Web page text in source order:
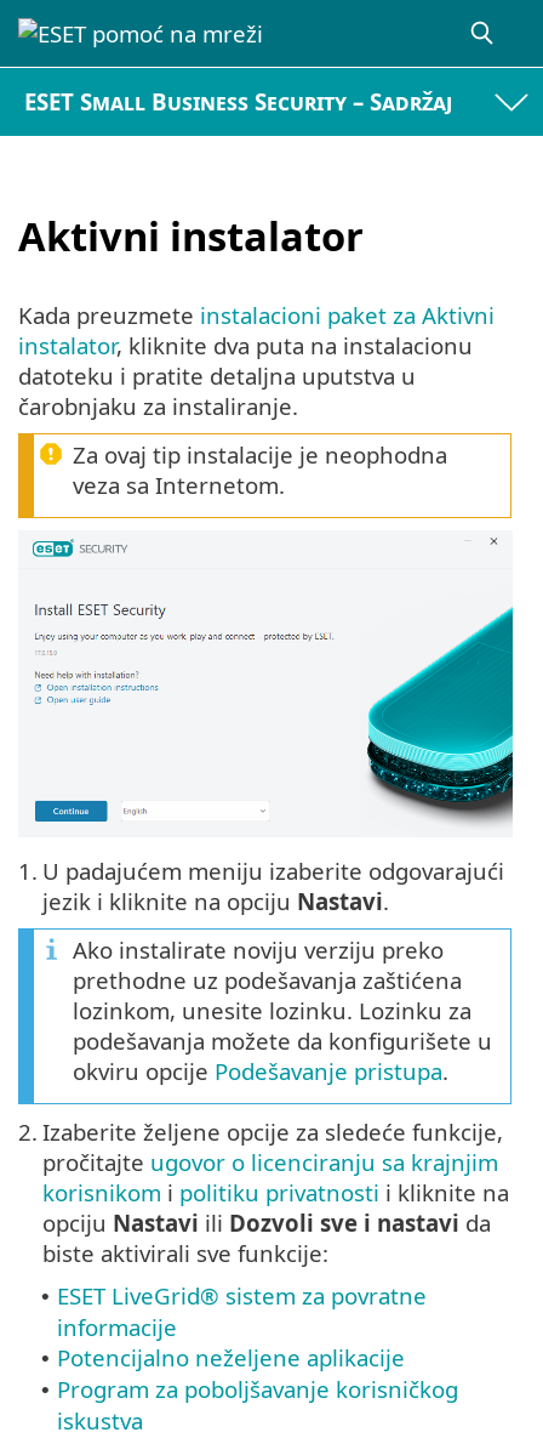
ESET Small Business Security – Sadržaj
Aktivni instalator
Kada preuzmete instalacioni paket za Aktivni
instalator, kliknite dva puta na instalacionu
datoteku i pratite detaljna uputstva u
čarobnjaku za instaliranje.
Za ovaj tip instalacije je neophodna
veza sa Internetom.
1. U padajućem meniju izaberite odgovarajući
jezik i kliknite na opciju Nastavi.
Ako instalirate noviju verziju preko
prethodne uz podešavanja zaštićena
lozinkom, unesite lozinku. Lozinku za
podešavanja možete da konfigurišete u
okviru opcije Podešavanje pristupa.
2. Izaberite željene opcije za sledeće funkcije,
pročitajte ugovor o licenciranju sa krajnjim
korisnikom i politiku privatnosti i kliknite na
opciju Nastavi ili Dozvoli sve i nastavi da
biste aktivirali sve funkcije:
• ESET LiveGrid® sistem za povratne
informacije
• Potencijalno neželjene aplikacije
• Program za poboljšavanje korisničkog
iskustva